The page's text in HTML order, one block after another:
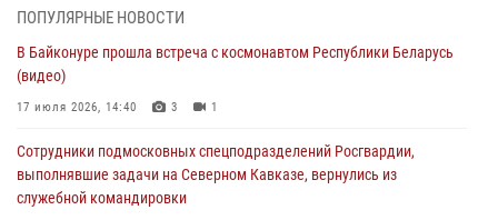
05 августа 2026, 15:48 1
Сотрудники спецподразделения подмосковного главка Росгвардии
отработали навыки огневой подготовки на комплексных учениях
04 августа 2026, 12:21
За прошедший месяц росгвардейцы 7386 раз выезжали по
сигналам «Тревога» с охраняемых объектов в Подмосковье
04 августа 2026, 12:15
ПОПУЛЯРНЫЕ НОВОСТИ
В Байконуре прошла встреча с космонавтом Республики Беларусь
(видео)
17 июля 2026, 14:40 3 1
Сотрудники подмосковных спецподразделений Росгвардии,
выполнявшие задачи на Северном Кавказе, вернулись из
служебной командировки